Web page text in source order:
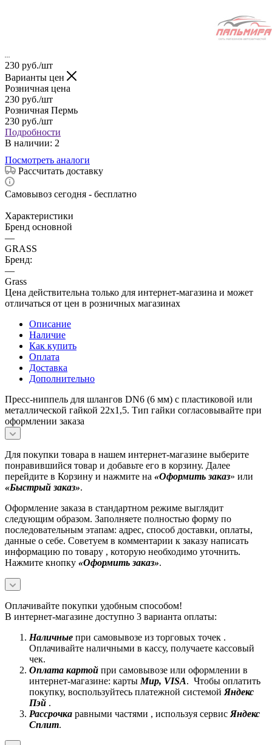
230 руб./шт
Варианты цен
Розничная цена
230 руб./шт
Розничная Пермь
230 руб./шт
Подробности
В наличии: 2
Посмотреть аналоги
Рассчитать доставку
Самовывоз сегодня - бесплатно
Характеристики
Бренд основной
—
GRASS
Бренд:
—
Grass
Цена действительна только для интернет-магазина и может
отличаться от цен в розничных магазинах
Описание
Наличие
Как купить
Оплата
Доставка
Дополнительно
Пресс-ниппель для шлангов DN6 (6 мм) с пластиковой или
металлической гайкой 22x1,5. Тип гайки согласовывайте при
оформлении заказа
Для покупки товара в нашем интернет-магазине выберите
понравившийся товар и добавьте его в корзину. Далее
перейдите в Корзину и нажмите на «Оформить заказ» или
«Быстрый заказ».
Оформление заказа в стандартном режиме выглядит
следующим образом. Заполняете полностью форму по
последовательным этапам: адрес, способ доставки, оплаты,
данные о себе. Советуем в комментарии к заказу написать
информацию по товару , которую необходимо уточнить.
Нажмите кнопку «Оформить заказ».
Оплачивайте покупки удобным способом!
В интернет-магазине доступно 3 варианта оплаты:
Наличные при самовывозе из торговых точек .
Оплачивайте наличными в кассу, получаете кассовый
чек.
Оплата картой при самовывозе или оформлении в
интернет-магазине: карты Mир, VISA. Чтобы оплатить
покупку, воспользуйтесь платежной системой Яндекс
Пэй .
Рассрочка равными частями , используя сервис Яндекс
Сплит.